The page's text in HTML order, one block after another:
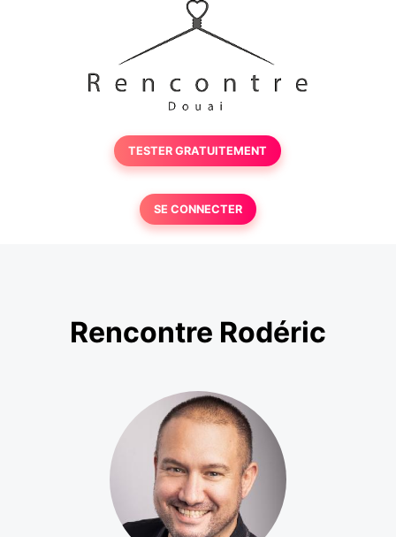
TESTER GRATUITEMENT
SE CONNECTER
Rencontre Rodéric